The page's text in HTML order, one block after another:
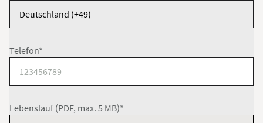
Telefon*
Lebenslauf (PDF, max. 5 MB)*